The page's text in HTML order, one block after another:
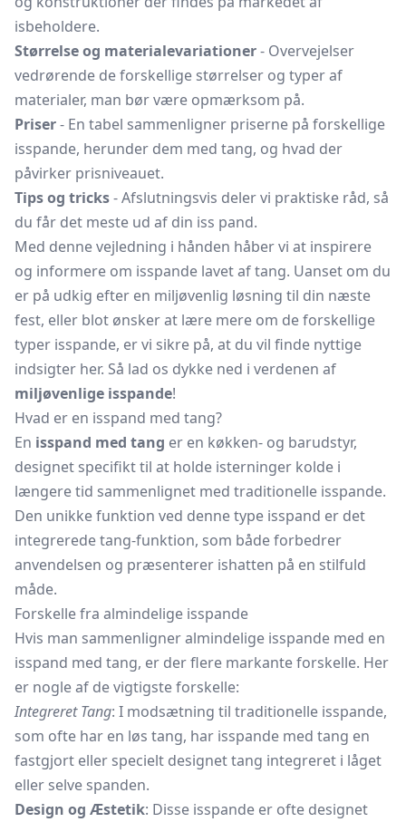
isbeholdere.
Størrelse og materialevariationer- Overvejelser
vedrørende de forskellige størrelser og typer af
materialer, man bør være opmærksom på.
Priser- En tabel sammenligner priserne på forskellige
isspande, herunder dem med tang, og hvad der
påvirker prisniveauet.
Tips og tricks- Afslutningsvis deler vi praktiske råd, så
du får det meste ud af din iss pand.
Med denne vejledning i hånden håber vi at inspirere
og informere om isspande lavet af tang. Uanset om du
er på udkig efter en miljøvenlig løsning til din næste
fest, eller blot ønsker at lære mere om de forskellige
typer isspande, er vi sikre på, at du vil finde nyttige
indsigter her. Så lad os dykke ned i verdenen af
miljøvenlige isspande!
Hvad er en isspand med tang?
En isspand med tang er en køkken- og barudstyr,
designet specifikt til at holde isterninger kolde i
længere tid sammenlignet med traditionelle isspande.
Den unikke funktion ved denne type isspand er det
integrerede tang-funktion, som både forbedrer
anvendelsen og præsenterer ishatten på en stilfuld
måde.
Forskelle fra almindelige isspande
Hvis man sammenligner almindelige isspande med en
isspand med tang, er der flere markante forskelle. Her
er nogle af de vigtigste forskelle:
Integreret Tang: I modsætning til traditionelle isspande,
som ofte har en løs tang, har isspande med tang en
fastgjort eller specielt designet tang integreret i låget
eller selve spanden.
Design og Æstetik: Disse isspande er ofte designet